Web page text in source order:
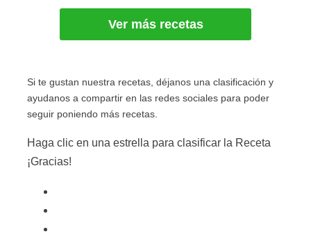
Ver más recetas
Si te gustan nuestra recetas, déjanos una clasificación y
ayudanos a compartir en las redes sociales para poder
seguir poniendo más recetas.
Haga clic en una estrella para clasificar la Receta
¡Gracias!